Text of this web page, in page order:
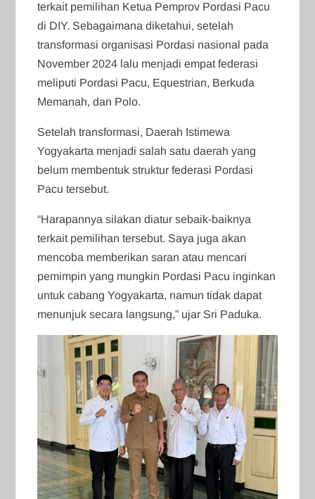
terkait pemilihan Ketua Pemprov Pordasi Pacu
di DIY. Sebagaimana diketahui, setelah
transformasi organisasi Pordasi nasional pada
November 2024 lalu menjadi empat federasi
meliputi Pordasi Pacu, Equestrian, Berkuda
Memanah, dan Polo.
Setelah transformasi, Daerah Istimewa
Yogyakarta menjadi salah satu daerah yang
belum membentuk struktur federasi Pordasi
Pacu tersebut.
“Harapannya silakan diatur sebaik-baiknya
terkait pemilihan tersebut. Saya juga akan
mencoba memberikan saran atau mencari
pemimpin yang mungkin Pordasi Pacu inginkan
untuk cabang Yogyakarta, namun tidak dapat
menunjuk secara langsung,” ujar Sri Paduka.